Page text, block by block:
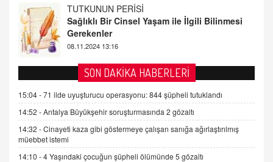
TUTKUNUN PERİSİ
Sağlıklı Bir Cinsel Yaşam ile İlgili Bilinmesi
Gerekenler
08.11.2024 13:16
FARUK ÖNALAN
Tezkere Onaylanmasaydı…
2 Kasım 2021 Salı 00:11
AV. DOĞAN CAN DOĞAN
Kişisel verilerin korunması ve dijital hukukun
gelişimi
SON DAKİKA HABERLERİ
15:04 -71 ilde uyuşturucu operasyonu: 844 şüpheli tutuklandı
14:52 -Antalya Büyükşehir soruşturmasında 2 gözaltı
14:32 -Cinayeti kaza gibi göstermeye çalışan sanığa ağırlaştırılmış
müebbet istemi
14:10 -4 Yaşındaki çocuğun şüpheli ölümünde 5 gözaltı